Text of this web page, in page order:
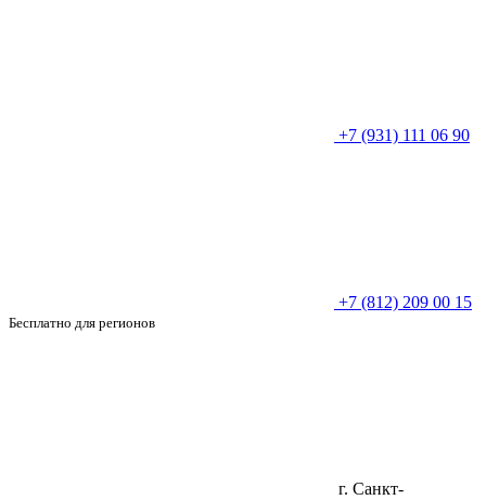
+7 (931) 111 06 90
+7 (812) 209 00 15
Бесплатно для регионов
г. Санкт-